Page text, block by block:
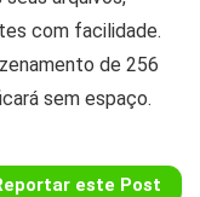
com facilidade.
de 256
sem espaço.
este Post